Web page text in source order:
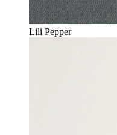
Lili Pepper